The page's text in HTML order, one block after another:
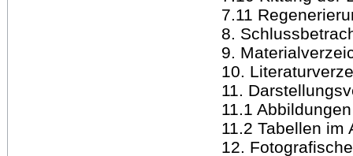
7.11
8.
9.
10.
11.
11.1
11.2 Tabellen im
12.